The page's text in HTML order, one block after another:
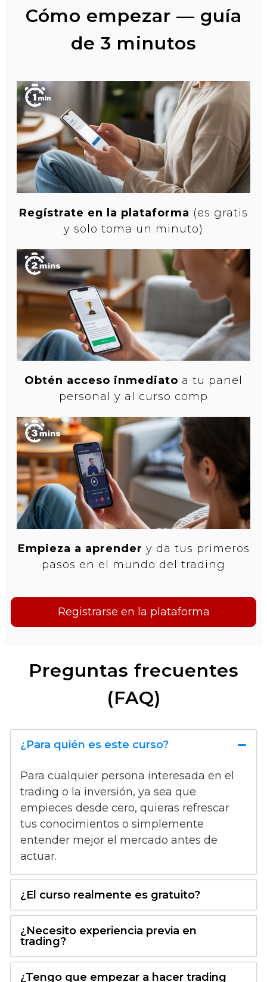
Cómo empezar — guía
de 3 minutos
Regístrate en la plataforma (es gratis
y solo toma un minuto)
Obtén acceso inmediato a tu panel
personal y al curso comp
Empieza a aprender y da tus primeros
pasos en el mundo del trading
Registrarse en la plataforma
Preguntas frecuentes
(FAQ)
¿Para quién es este curso?
Para cualquier persona interesada en el
trading o la inversión, ya sea que
empieces desde cero, quieras refrescar
tus conocimientos o simplemente
entender mejor el mercado antes de
actuar.
¿El curso realmente es gratuito?
¿Necesito experiencia previa en
trading?
¿Tengo que empezar a hacer trading